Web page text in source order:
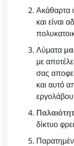
Ακάθαρτα
και είναι
Λύματα
με
σας
και αυτό
δίκτυο